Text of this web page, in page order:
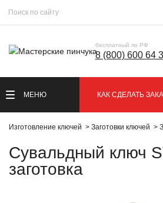
бесплатный по РФ
8 (800) 600 64
МЕНЮ КАК СДЕЛАТЬ
Изготовление ключей Заготовки ключей
Сувальдный ключ
заготовка